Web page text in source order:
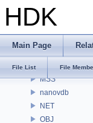
HDK
Main Page
File List File
MGR
MSS
nanovdb
NET
OBJ